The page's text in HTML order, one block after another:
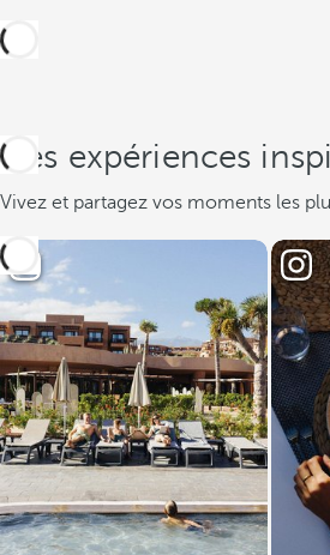
Des expériences
Vivez et partagez vos moments les